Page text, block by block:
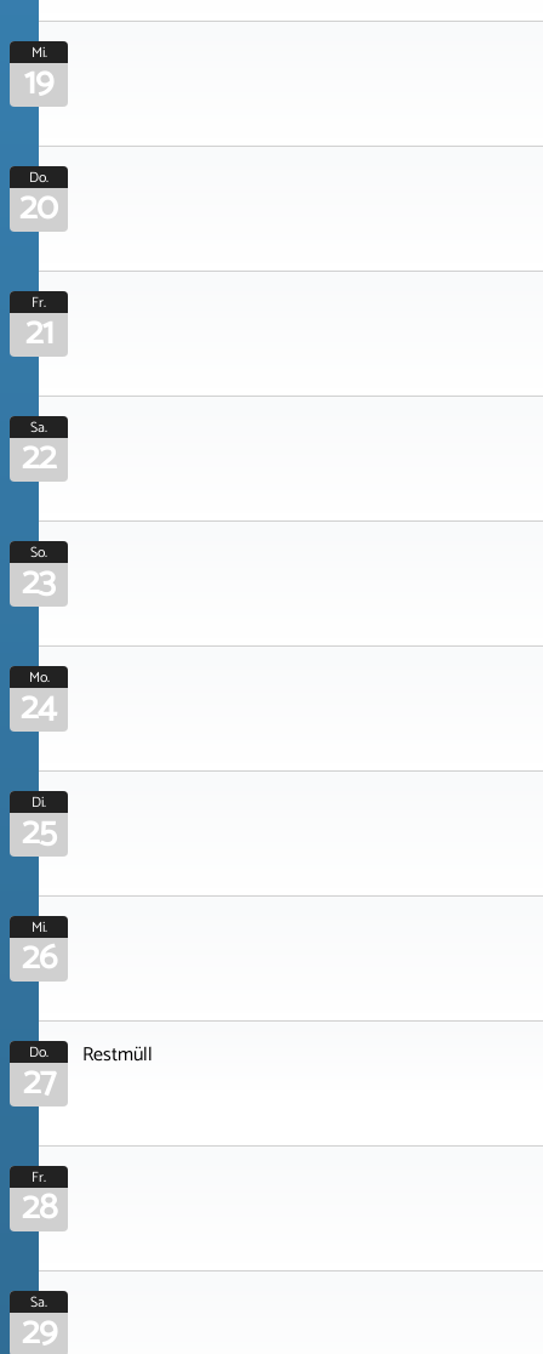
Mi.
19
Do.
20
Fr.
21
Sa.
22
So.
23
Mo.
24
Di.
25
Mi.
26
Do.
27 Restmüll
Fr.
28
Sa.
29